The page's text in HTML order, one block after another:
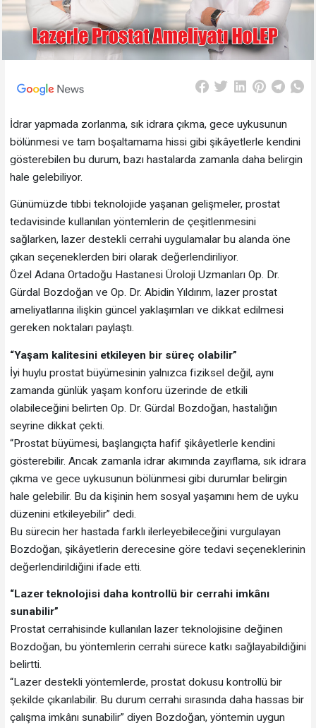
İdrar yapmada zorlanma, sık idrara çıkma, gece uykusunun
bölünmesi ve tam boşaltamama hissi gibi şikâyetlerle kendini
gösterebilen bu durum, bazı hastalarda zamanla daha belirgin
hale gelebiliyor.
Günümüzde tıbbi teknolojide yaşanan gelişmeler, prostat
tedavisinde kullanılan yöntemlerin de çeşitlenmesini
sağlarken, lazer destekli cerrahi uygulamalar bu alanda öne
çıkan seçeneklerden biri olarak değerlendiriliyor.
Özel Adana Ortadoğu Hastanesi Üroloji Uzmanları Op. Dr.
Gürdal Bozdoğan ve Op. Dr. Abidin Yıldırım, lazer prostat
ameliyatlarına ilişkin güncel yaklaşımları ve dikkat edilmesi
gereken noktaları paylaştı.
“Yaşam kalitesini etkileyen bir süreç olabilir”
İyi huylu prostat büyümesinin yalnızca fiziksel değil, aynı
zamanda günlük yaşam konforu üzerinde de etkili
olabileceğini belirten Op. Dr. Gürdal Bozdoğan, hastalığın
seyrine dikkat çekti.
“Prostat büyümesi, başlangıçta hafif şikâyetlerle kendini
gösterebilir. Ancak zamanla idrar akımında zayıflama, sık idrara
çıkma ve gece uykusunun bölünmesi gibi durumlar belirgin
hale gelebilir. Bu da kişinin hem sosyal yaşamını hem de uyku
düzenini etkileyebilir” dedi.
Bu sürecin her hastada farklı ilerleyebileceğini vurgulayan
Bozdoğan, şikâyetlerin derecesine göre tedavi seçeneklerinin
değerlendirildiğini ifade etti.
“Lazer teknolojisi daha kontrollü bir cerrahi imkânı
sunabilir”
Prostat cerrahisinde kullanılan lazer teknolojisine değinen
Bozdoğan, bu yöntemlerin cerrahi sürece katkı sağlayabildiğini
belirtti.
“Lazer destekli yöntemlerde, prostat dokusu kontrollü bir
şekilde çıkarılabilir. Bu durum cerrahi sırasında daha hassas bir
çalışma imkânı sunabilir” diyen Bozdoğan, yöntemin uygun